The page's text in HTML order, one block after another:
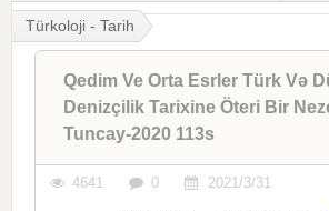
Türkoloji - Tarih
Qedim Ve Orta Esrler Türk Və
Denizçilik Tarixine Öteri Bir
Tuncay-2020 113s
4641 0 2021/3/31